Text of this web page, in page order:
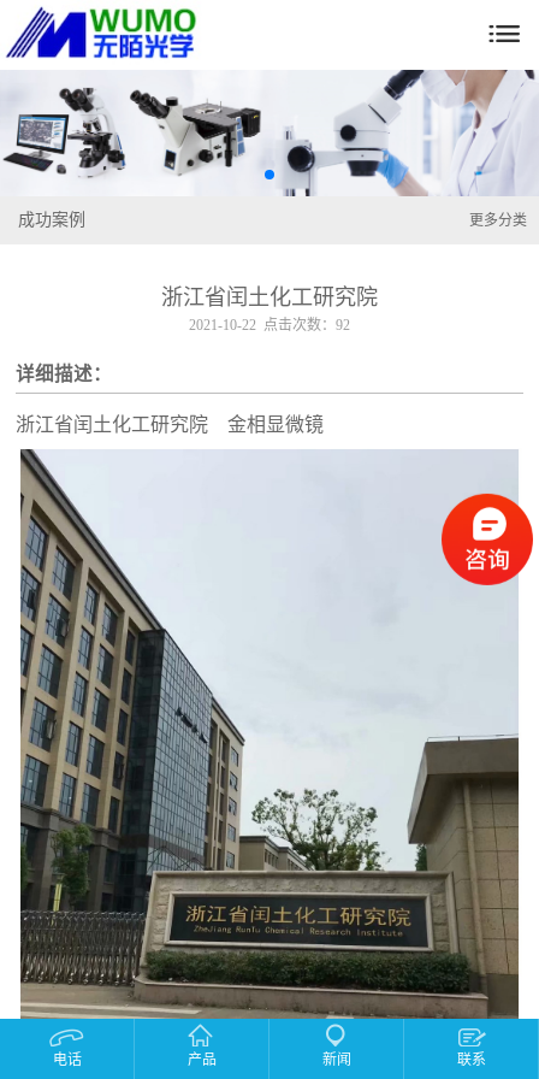

更多分类
成功案例
浙江省闰土化工研究院
2021-10-22 点击次数：92
详细描述：
浙江省闰土化工研究院 金相显微镜
电话 产品 新闻 联系